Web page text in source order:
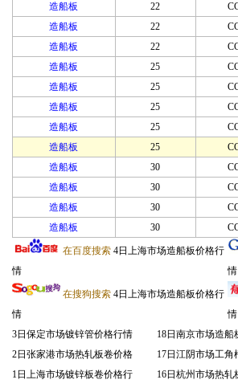
造船板
22
造船板
22
造船板
22
造船板
25
造船板
25
造船板
25
造船板
25
造船板
25
造船板
30
造船板
30
造船板
30
造船板
30
在百度搜索 4日上海市场造船板价格行
情
情
在搜狗搜索 4日上海市场造船板价格行
情
情
3日保定市场镀锌管价格行情
2日张家港市场热轧板卷价格
1日上海市场镀锌板卷价格行
18日南京市场造船
17日江阴市场工角
16日杭州市场热轧